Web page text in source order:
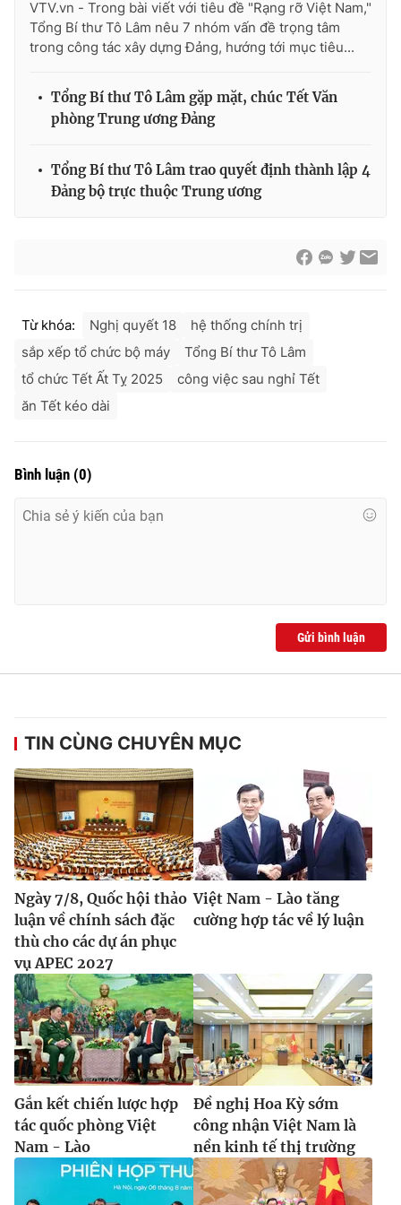
VTV.vn - Trong bài viết với tiêu đề "Rạng rỡ Việt Nam,"
Tổng Bí thư Tô Lâm nêu 7 nhóm vấn đề trọng tâm
trong công tác xây dựng Đảng, hướng tới mục tiêu...
Tổng Bí thư Tô Lâm gặp mặt, chúc Tết Văn
phòng Trung ương Đảng
Tổng Bí thư Tô Lâm trao quyết định thành lập 4
Đảng bộ trực thuộc Trung ương
Từ khóa: Nghị quyết 18
hệ thống chính trị
sắp xếp tổ chức bộ máy
Tổng Bí thư Tô Lâm
tổ chức Tết Ất Tỵ 2025
công việc sau nghỉ Tết
ăn Tết kéo dài
Bình luận (0)
Gửi bình luận
TIN CÙNG CHUYÊN MỤC
Ngày 7/8, Quốc hội thảo
luận về chính sách đặc
thù cho các dự án phục
vụ APEC 2027
Việt Nam - Lào tăng
cường hợp tác về lý luận
Gắn kết chiến lược hợp
tác quốc phòng Việt
Nam - Lào
Đề nghị Hoa Kỳ sớm
công nhận Việt Nam là
nền kinh tế thị trường